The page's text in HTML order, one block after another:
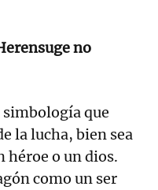
no
que
la lucha, bien sea
héroe o un dios.
como un ser